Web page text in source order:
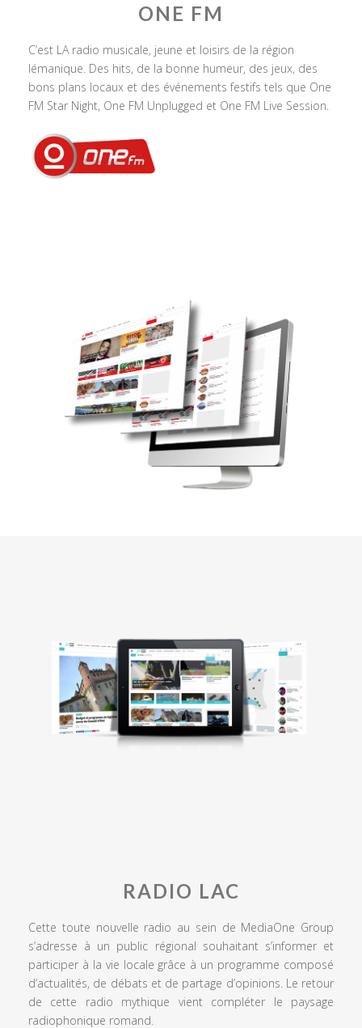
ONE FM
C’est LA radio musicale, jeune et loisirs de la région
lémanique. Des hits, de la bonne humeur, des jeux, des
bons plans locaux et des événements festifs tels que One
FM Star Night, One FM Unplugged et One FM Live Session.
RADIO LAC
Cette toute nouvelle radio au sein de MediaOne Group
s’adresse à un public régional souhaitant s’informer et
participer à la vie locale grâce à un programme composé
d’actualités, de débats et de partage d’opinions. Le retour
de cette radio mythique vient compléter le paysage
radiophonique romand.